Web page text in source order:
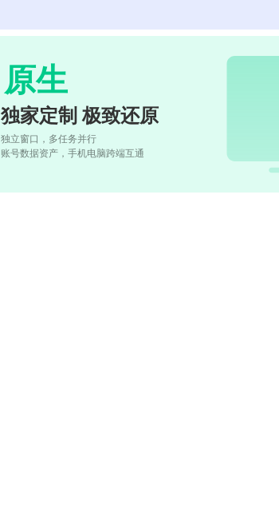
原生
独家定制 极致还原
独立窗口，多任务并行
账号数据资产，手机电脑跨端互通